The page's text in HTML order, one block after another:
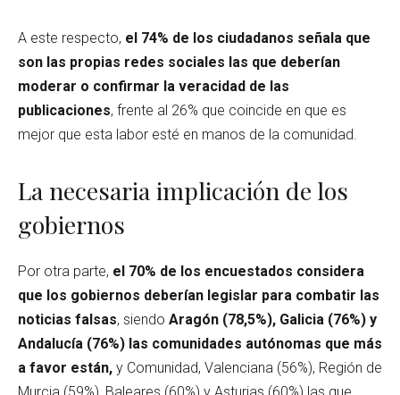
A este respecto, el 74% de los ciudadanos señala que
son las propias redes sociales las que deberían
moderar o confirmar la veracidad de las
publicaciones, frente al 26% que coincide en que es
mejor que esta labor esté en manos de la comunidad.
La necesaria implicación de los
gobiernos
Por otra parte, el 70% de los encuestados considera
que los gobiernos deberían legislar para combatir las
noticias falsas, siendo Aragón (78,5%), Galicia (76%) y
Andalucía (76%) las comunidades autónomas que más
a favor están, y Comunidad, Valenciana (56%), Región de
Murcia (59%), Baleares (60%) y Asturias (60%) las que